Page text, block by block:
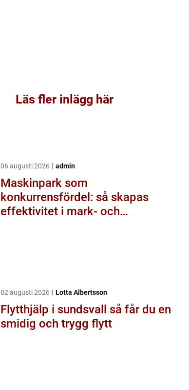
Läs fler inlägg här
06 augusti 2026 admin
Maskinpark som
konkurrensfördel: så skapas
effektivitet i mark- och
02 augusti 2026 Lotta Albertsson
Flytthjälp i sundsvall så får du en
smidig och trygg flytt